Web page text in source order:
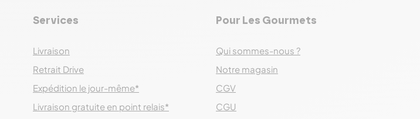
Services
Livraison
Retrait Drive
Expédition le jour-même*
Livraison gratuite en point relais*
Pour Les Gourmets
Qui sommes-nous ?
Notre magasin
CGV
CGU